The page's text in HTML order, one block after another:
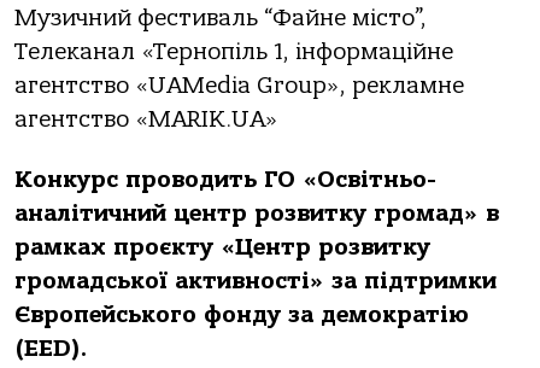
Музичний фестиваль “Файне місто”,
Телеканал «Тернопіль 1, інформаційне
агентство «UAMedia Group», рекламне
агентство «MARIK.UA»
Конкурс проводить ГО «Освітньо-
аналітичний центр розвитку громад» в
рамках проєкту «Центр розвитку
громадської активності» за підтримки
Європейського фонду за демократію
(EED).